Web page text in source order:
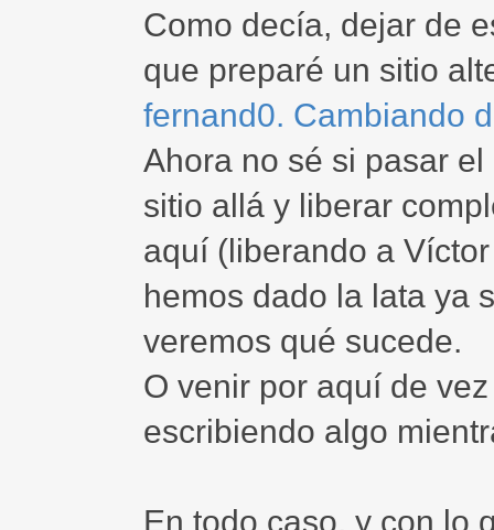
Como decía, dejar de
que preparé un sitio
fernand0. Cambiando
Ahora no sé si pasar
sitio allá y liberar
aquí (liberando a
hemos dado la lata ya
veremos qué sucede.
O venir por aquí de
escribiendo algo
En todo caso, y con lo